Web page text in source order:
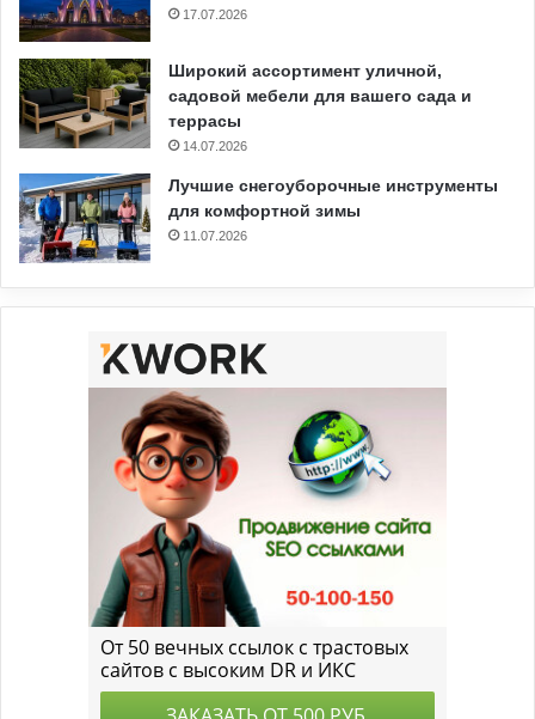
17.07.2026
Широкий ассортимент уличной,
садовой мебели для вашего сада и
террасы
14.07.2026
Лучшие снегоуборочные инструменты
для комфортной зимы
11.07.2026